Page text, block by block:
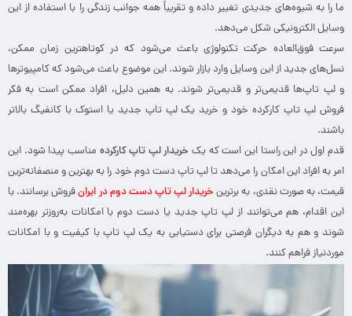
ما را به شیوه‌های جدیدی تغییر داده و تقریباً همه جوانب زندگی را با استفاده از این
وسایل الکترونیکی شکل می‌دهد.
سرعت فوق‌العاده حرکت تکنولوژی باعث می‌شود که در کوتاهترین زمان ممکن،
نسل‌های جدید از این وسایل وارد بازار شوند. این موضوع باعث می‌شود که کامپیوترها
و لپ تاپ‌ها قدیمی‌تر و قدیمی‌تر شوند. به همین دلیل، افراد ممکن است به فکر
فروش لپ تاپ کارکرده خود و خرید یک لپ تاپ جدید یا استوک با کانفیگ بالاتر
باشند.
قدم اول در این راستا این است که یک خریدار لپ تاپ کارکرده مناسب پیدا شود. این
امر به افراد این امکان را می‌دهد تا لپ تاپ دست دوم خود را به بهترین و منصفانه‌ترین
قیمت، به صورت نقدی، به برترین خریدار لپ تاپ دست دوم در ایرانفروش برسانند. با
این اقدام، هم می‌توانند از لپ تاپ جدید یا دست دوم با امکانات به‌روزتر بهره‌مند
شوند و هم به دیگران فرصتی برای دستیابی به یک لپ تاپ با کیفیت و با امکانات
موردنیاز فراهم کنند.